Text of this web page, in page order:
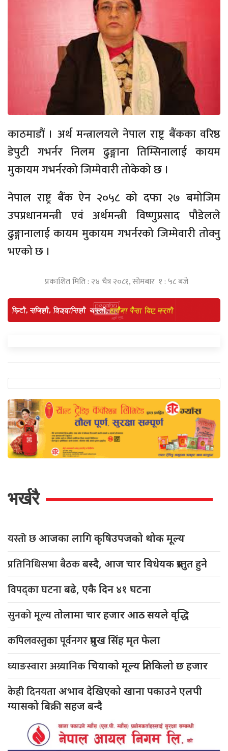
काठमाडौं । अर्थ मन्त्रालयले नेपाल राष्ट्र बैंकका वरिष्ठ
डेपुटी गभर्नर निलम ढुङ्गाना तिम्सिनालाई कायम
मुकायम गभर्नरको जिम्मेवारी तोकेको छ ।
नेपाल राष्ट्र बैंक ऐन २०५८ को दफा २७ बमोजिम
उपप्रधानमन्त्री एवं अर्थमन्त्री विष्णुप्रसाद पौडेलले
ढुङ्गानालाई कायम मुकायम गभर्नरको जिम्मेवारी तोक्नु
भएको छ ।
प्रकाशित मिति : २४ चैत्र २०८१, सोमबार १ : ५८ बजे
भर्खरै
यस्तो छआजका लागि कृषिउपजको थोक मूल्य
प्रतिनिधिसभा बैठकबस्दै, आज चार विधेयक प्रस्तुत हुने
विपद्का घटनाबढे, एकै दिन ४१ घटना
सुनको मूल्यतोलामा चार हजार आठ सयले वृद्धि
कपिलवस्तुका पूर्वनगरप्रमुख सिंह मृत फेला
घ्याङस्वारा अग्र्यानिकचियाको मूल्य प्रतिकिलो छ हजार
केही दिनयताअभाव देखिएको खाना पकाउने एलपी
ग्यासको बिक्री सहज बन्दै